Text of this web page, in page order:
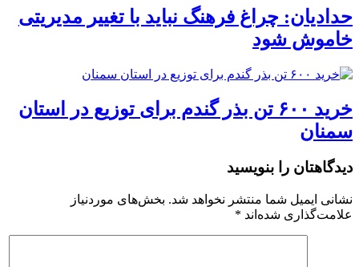
حدادیان: چراغ فرهنگ نباید با تغییر مدیریتی
خاموش شود
خرید ۶۰۰ تن بذر گندم برای توزیع در استان
سمنان
دیدگاهتان را بنویسید
نشانی ایمیل شما منتشر نخواهد شد. بخش‌های موردنیاز
علامت‌گذاری شده‌اند *